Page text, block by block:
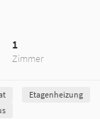
Zimmer
1
Etagenheizung